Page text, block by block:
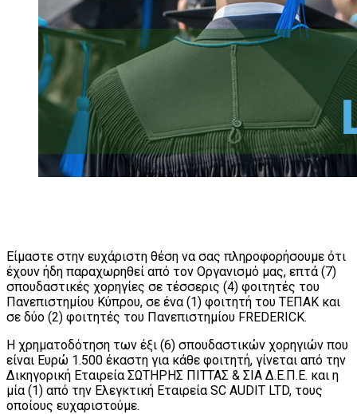
Είμαστε στην ευχάριστη θέση να σας πληροφορήσουμε ότι
έχουν ήδη παραχωρηθεί από τον Οργανισμό μας, επτά (7)
σπουδαστικές χορηγίες σε τέσσερις (4) φοιτητές του
Πανεπιστημίου Κύπρου, σε ένα (1) φοιτητή του ΤΕΠΑΚ και
σε δύο (2) φοιτητές του Πανεπιστημίου FREDERICK.
Η χρηματοδότηση των έξι (6) σπουδαστικών χορηγιών που
είναι Ευρώ 1.500 έκαστη για κάθε φοιτητή, γίνεται από την
Δικηγορική Εταιρεία ΣΩΤΗΡΗΣ ΠΙΤΤΑΣ & ΣΙΑ Δ.Ε.Π.Ε. και η
μία (1) από την Ελεγκτική Εταιρεία SC AUDIT LTD, τους
οποίους ευχαριστούμε.